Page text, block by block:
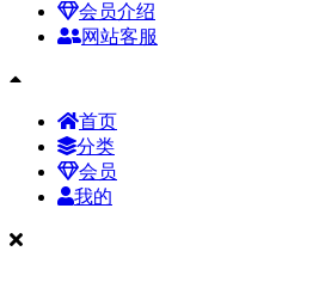
会员介绍
网站客服
首页
分类
会员
我的